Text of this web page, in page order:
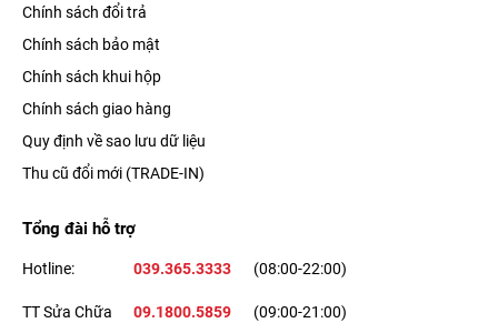
Với các chức năng chăm sóc sức khỏe như: theo dõi giấc
ngủ, tính lượng calories tiêu thụ, đếm số bước chân, theo dõi
nồng độ oxy trong máu,... bạn có thể dễ dàng theo dõi, nắm
bắt và cải thiện sức khỏe của chính mình.
Có nhiều chế độ luyện tập từ cơ bản đến
nâng cao
Chính sách đổi trả
Chính sách bảo mật
Chính sách khui hộp
Chính sách giao hàng
Quy định về sao lưu dữ liệu
Thu cũ đổi mới (TRADE-IN)
Tổng đài hỗ trợ
Hotline: 039.365.3333 (08:00-22:00)
TT Sửa Chữa
09.1800.5859 (09:00-21:00)